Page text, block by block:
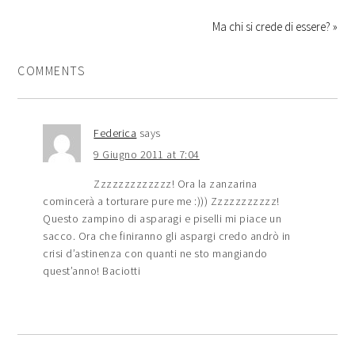
Ma chi si crede di essere? »
COMMENTS
Federica says
9 Giugno 2011 at 7:04
Zzzzzzzzzzzzz! Ora la zanzarina
comincerà a torturare pure me :))) Zzzzzzzzzzz!
Questo zampino di asparagi e piselli mi piace un
sacco. Ora che finiranno gli aspargi credo andrò in
crisi d’astinenza con quanti ne sto mangiando
quest’anno! Baciotti